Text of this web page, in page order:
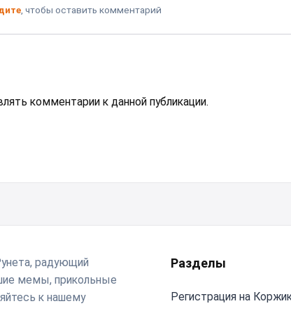
, чтобы оставить комментарий
комментарии к данной публикации.
радующий
мемы, прикольные
к нашему
Разделы
Регистрация на